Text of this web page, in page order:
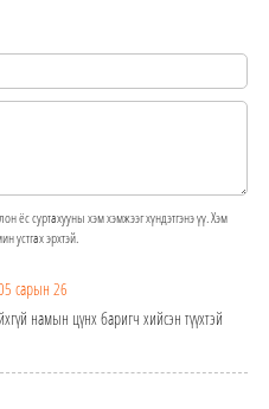
ёс суртахууны хэм хэмжээг хүндэтгэнэ үү. Хэм
устгах эрхтэй.
сарын 26
намын цүнх баригч хийсэн түүхтэй